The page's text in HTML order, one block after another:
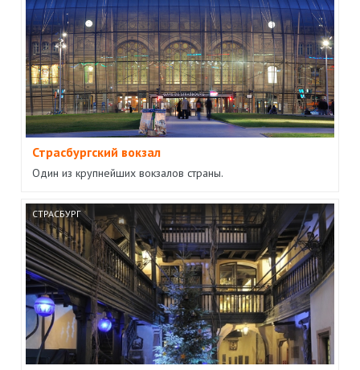
Страсбургский вокзал
Один из крупнейших вокзалов страны.
СТРАСБУРГ